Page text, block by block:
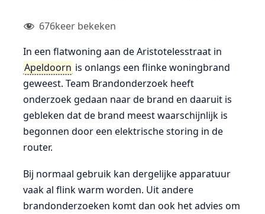
676keer bekeken
In een flatwoning aan de Aristotelesstraat in
Apeldoorn is onlangs een flinke woningbrand
geweest. Team Brandonderzoek heeft
onderzoek gedaan naar de brand en daaruit is
gebleken dat de brand meest waarschijnlijk is
begonnen door een elektrische storing in de
router.
Bij normaal gebruik kan dergelijke apparatuur
vaak al flink warm worden. Uit andere
brandonderzoeken komt dan ook het advies om